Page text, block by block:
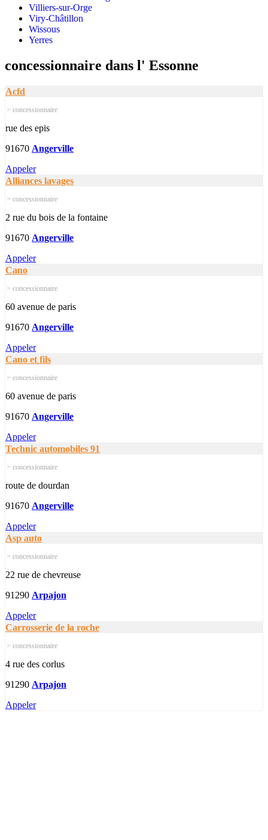
Villiers-sur-Orge
Viry-Châtillon
Wissous
Yerres
concessionnaire dans l' Essonne
Acfd
> concessionnaire
rue des epis
91670 Angerville
Appeler
Alliances lavages
> concessionnaire
2 rue du bois de la fontaine
91670 Angerville
Appeler
Cano
> concessionnaire
60 avenue de paris
91670 Angerville
Appeler
Cano et fils
> concessionnaire
60 avenue de paris
91670 Angerville
Appeler
Technic automobiles 91
> concessionnaire
route de dourdan
91670 Angerville
Appeler
Asp auto
> concessionnaire
22 rue de chevreuse
91290 Arpajon
Appeler
Carrosserie de la roche
> concessionnaire
4 rue des corlus
91290 Arpajon
Appeler